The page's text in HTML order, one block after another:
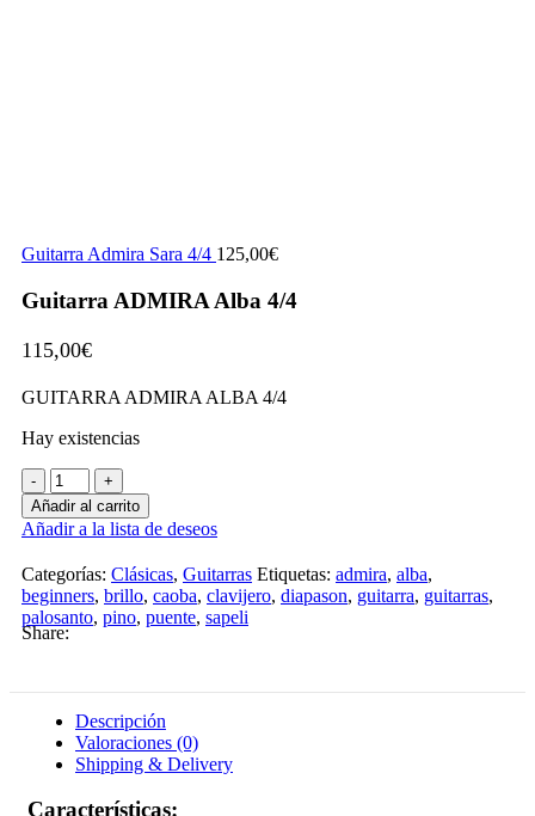
Guitarra Admira Sara 4/4 125,00€
Guitarra ADMIRA Alba 4/4
115,00€
GUITARRA ADMIRA ALBA 4/4
Hay existencias
Guitarra
ADMIRA
Alba
4/4
cantidad
Añadir al carrito
Añadir a la lista de deseos
Categorías: Clásicas, Guitarras Etiquetas: admira, alba,
beginners, brillo, caoba, clavijero, diapason, guitarra, guitarras,
palosanto, pino, puente, sapeli
Share:
Descripción
Valoraciones (0)
Shipping & Delivery
Características: